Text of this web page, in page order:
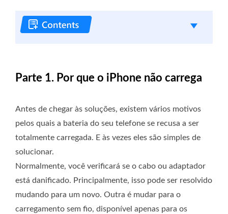
Parte 1. Por que o iPhone não carrega
Antes de chegar às soluções, existem vários motivos
pelos quais a bateria do seu telefone se recusa a ser
totalmente carregada. E às vezes eles são simples de
solucionar.
Normalmente, você verificará se o cabo ou adaptador
está danificado. Principalmente, isso pode ser resolvido
mudando para um novo. Outra é mudar para o
carregamento sem fio, disponível apenas para os